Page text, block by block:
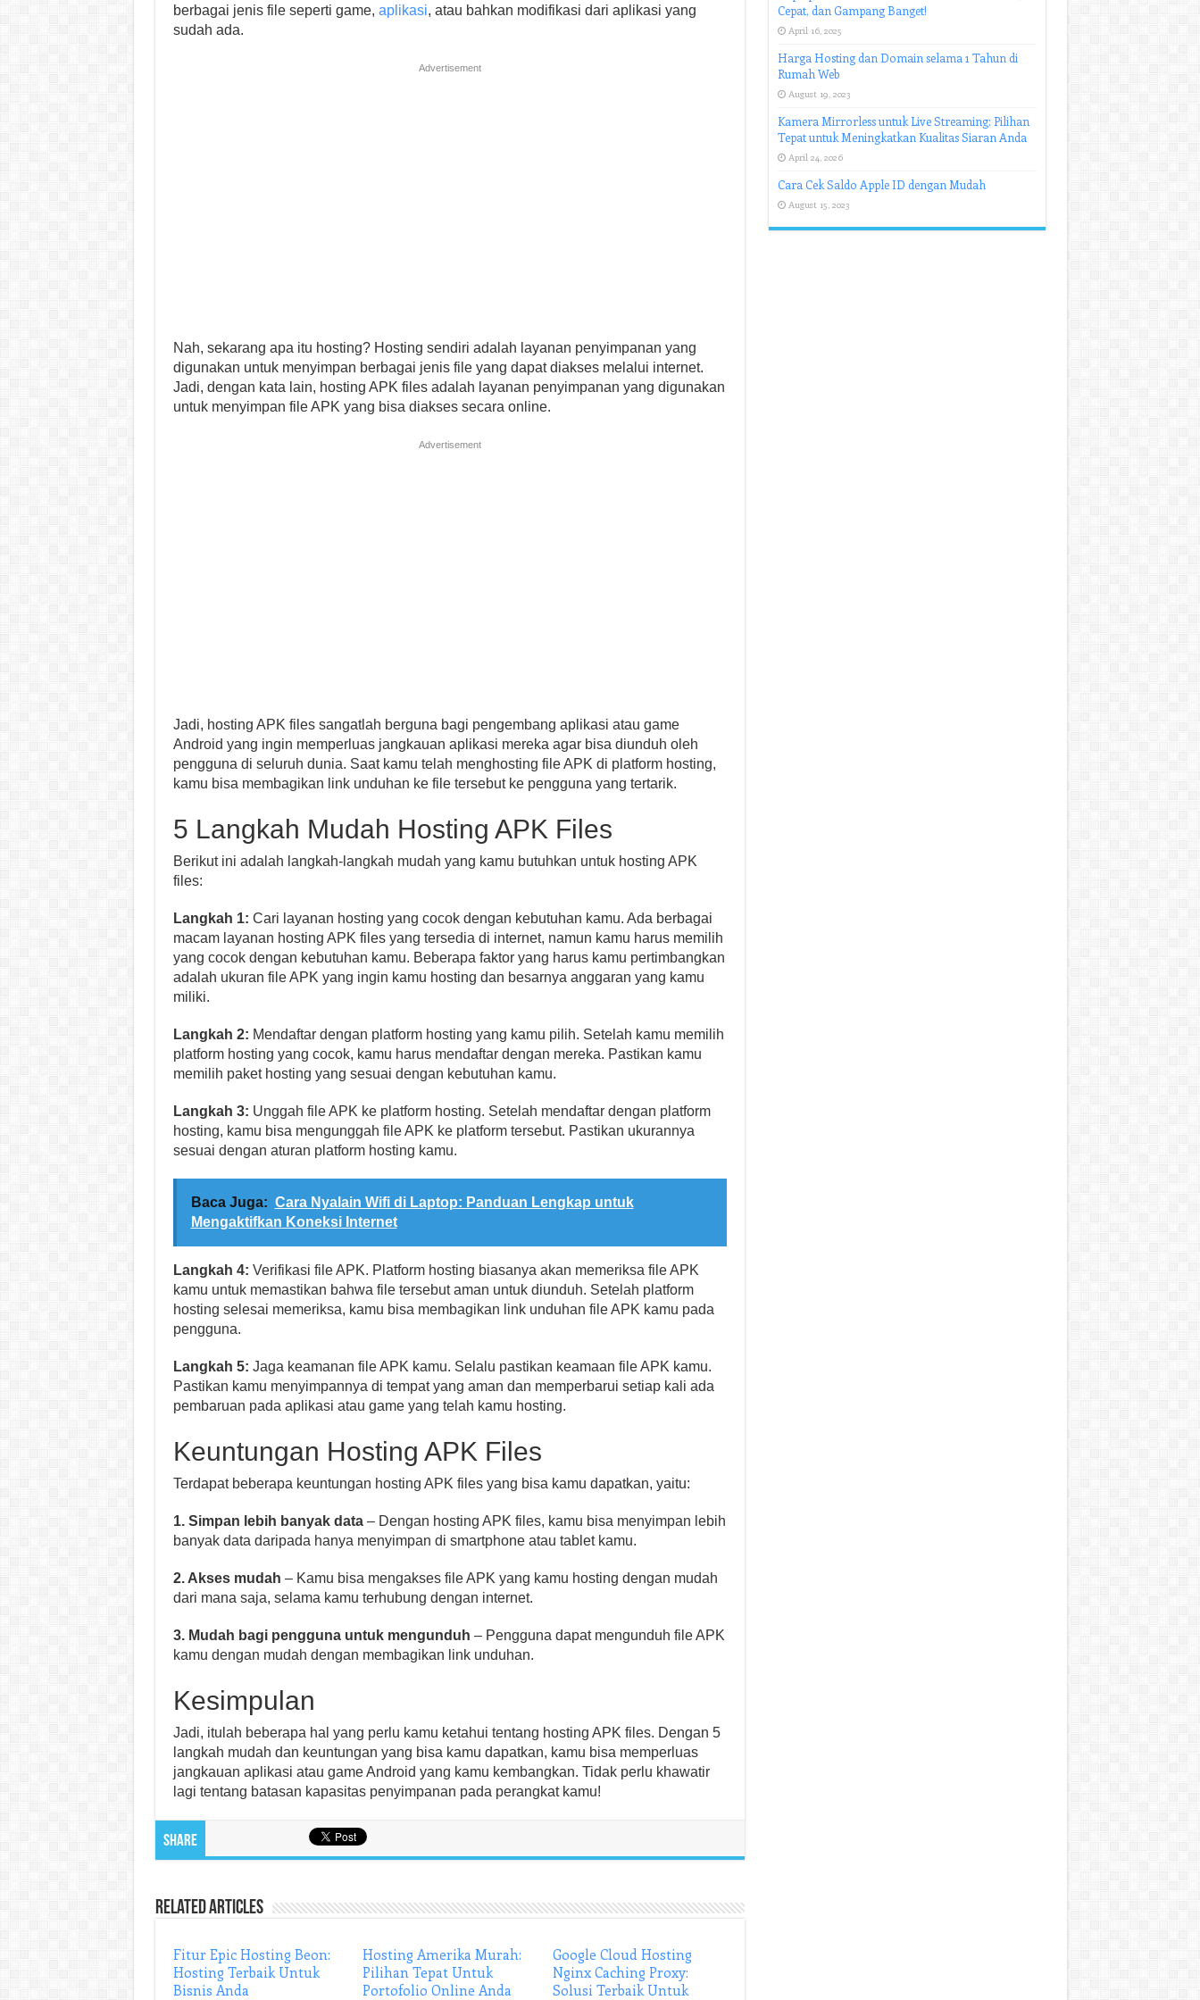
berbagai jenis file seperti game, aplikasi, atau bahkan modifikasi dari aplikasi yang
sudah ada.
Advertisement
Nah, sekarang apa itu hosting? Hosting sendiri adalah layanan penyimpanan yang
digunakan untuk menyimpan berbagai jenis file yang dapat diakses melalui internet.
Jadi, dengan kata lain, hosting APK files adalah layanan penyimpanan yang digunakan
untuk menyimpan file APK yang bisa diakses secara online.
Advertisement
Jadi, hosting APK files sangatlah berguna bagi pengembang aplikasi atau game
Android yang ingin memperluas jangkauan aplikasi mereka agar bisa diunduh oleh
pengguna di seluruh dunia. Saat kamu telah menghosting file APK di platform hosting,
kamu bisa membagikan link unduhan ke file tersebut ke pengguna yang tertarik.
5 Langkah Mudah Hosting APK Files
Berikut ini adalah langkah-langkah mudah yang kamu butuhkan untuk hosting APK
files:
Langkah 1: Cari layanan hosting yang cocok dengan kebutuhan kamu. Ada berbagai
macam layanan hosting APK files yang tersedia di internet, namun kamu harus memilih
yang cocok dengan kebutuhan kamu. Beberapa faktor yang harus kamu pertimbangkan
adalah ukuran file APK yang ingin kamu hosting dan besarnya anggaran yang kamu
miliki.
Langkah 2: Mendaftar dengan platform hosting yang kamu pilih. Setelah kamu memilih
platform hosting yang cocok, kamu harus mendaftar dengan mereka. Pastikan kamu
memilih paket hosting yang sesuai dengan kebutuhan kamu.
Langkah 3: Unggah file APK ke platform hosting. Setelah mendaftar dengan platform
hosting, kamu bisa mengunggah file APK ke platform tersebut. Pastikan ukurannya
sesuai dengan aturan platform hosting kamu.
Baca Juga: Cara Nyalain Wifi di Laptop: Panduan Lengkap untuk
Mengaktifkan Koneksi Internet
Langkah 4: Verifikasi file APK. Platform hosting biasanya akan memeriksa file APK
kamu untuk memastikan bahwa file tersebut aman untuk diunduh. Setelah platform
hosting selesai memeriksa, kamu bisa membagikan link unduhan file APK kamu pada
pengguna.
Langkah 5: Jaga keamanan file APK kamu. Selalu pastikan keamaan file APK kamu.
Pastikan kamu menyimpannya di tempat yang aman dan memperbarui setiap kali ada
pembaruan pada aplikasi atau game yang telah kamu hosting.
Keuntungan Hosting APK Files
Terdapat beberapa keuntungan hosting APK files yang bisa kamu dapatkan, yaitu:
1. Simpan lebih banyak data– Dengan hosting APK files, kamu bisa menyimpan lebih
banyak data daripada hanya menyimpan di smartphone atau tablet kamu.
2. Akses mudah – Kamu bisa mengakses file APK yang kamu hosting dengan mudah
dari mana saja, selama kamu terhubung dengan internet.
3. Mudah bagi pengguna untuk mengunduh – Pengguna dapat mengunduh file APK
kamu dengan mudah dengan membagikan link unduhan.
Kesimpulan
Jadi, itulah beberapa hal yang perlu kamu ketahui tentang hosting APK files. Dengan 5
langkah mudah dan keuntungan yang bisa kamu dapatkan, kamu bisa memperluas
jangkauan aplikasi atau game Android yang kamu kembangkan. Tidak perlu khawatir
lagi tentang batasan kapasitas penyimpanan pada perangkat kamu!
Share
Related Articles
Fitur Epic Hosting Beon:
Hosting Terbaik Untuk
Bisnis Anda
Hosting Amerika Murah:
Pilihan Tepat Untuk
Portofolio Online Anda
Google Cloud Hosting
Nginx Caching Proxy:
Solusi Terbaik Untuk
Cepat, dan Gampang Banget!
April 16, 2025
Harga Hosting dan Domain selama 1 Tahun di
Rumah Web
August 19, 2023
Kamera Mirrorless untuk Live Streaming: Pilihan
Tepat untuk Meningkatkan Kualitas Siaran Anda
April 24, 2026
Cara Cek Saldo Apple ID dengan Mudah
August 15, 2023